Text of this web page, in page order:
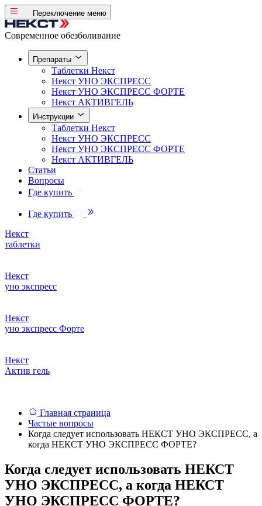
Переключение меню
Современное обезболивание
Препараты
Таблетки Некст
Некст УНО ЭКСПРЕСС
Некст УНО ЭКСПРЕСС ФОРТЕ
Некст АКТИВГЕЛЬ
Инструкции
Таблетки Некст
Некст УНО ЭКСПРЕСС
Некст УНО ЭКСПРЕСС ФОРТЕ
Некст АКТИВГЕЛЬ
Статьи
Вопросы
Где купить
Где купить
Некст
таблетки
Некст
уно экспресс
Некст
уно экспресс Форте
Некст
Актив гель
Главная страница
Частые вопросы
Когда следует использовать НЕКСТ УНО ЭКСПРЕСС, а
когда НЕКСТ УНО ЭКСПРЕСС ФОРТЕ?
Когда следует использовать НЕКСТ
УНО ЭКСПРЕСС, а когда НЕКСТ
УНО ЭКСПРЕСС ФОРТЕ?